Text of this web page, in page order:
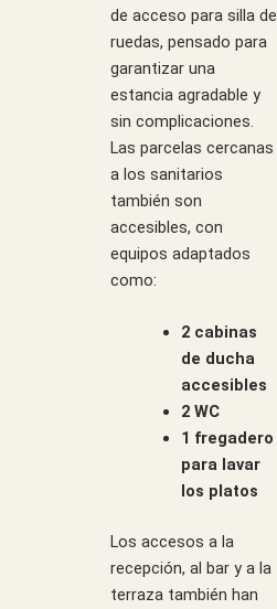
de acceso para silla de
ruedas, pensado para
garantizar una
estancia agradable y
sin complicaciones.
Las parcelas cercanas
a los sanitarios
también son
accesibles, con
equipos adaptados
como:
2 cabinas
de ducha
accesibles
2 WC
1 fregadero
para lavar
los platos
Los accesos a la
recepción, al bar y a la
terraza también han